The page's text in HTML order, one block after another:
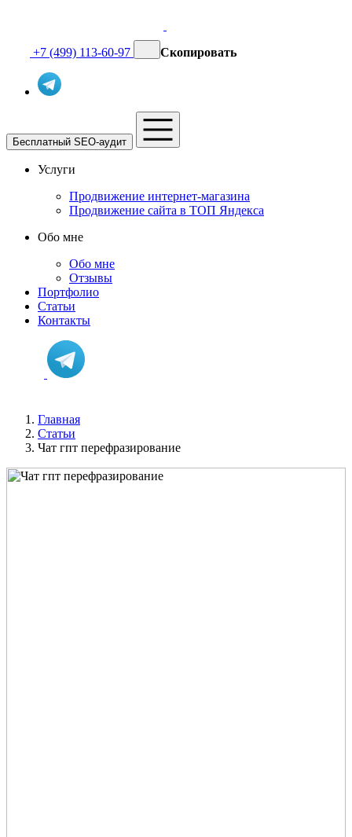
+7 (499) 113-60-97 Скопировать
Бесплатный SEO-аудит
Услуги
Продвижение интернет-магазина
Продвижение сайта в ТОП Яндекса
Обо мне
Обо мне
Отзывы
Портфолио
Статьи
Контакты
Главная
Статьи
Чат гпт перефразирование